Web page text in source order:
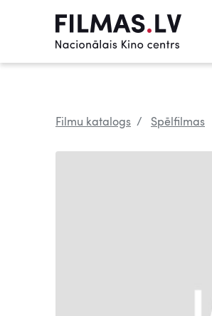
Filmu katalogs Spēlfilmas